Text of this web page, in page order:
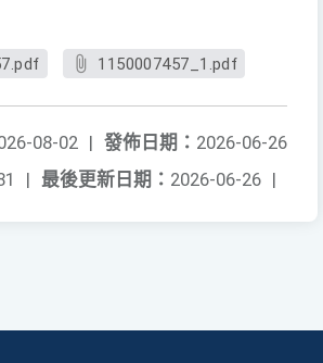
1150007457_1.pdf
發佈日期： 2026-06-26
08-02 |
最後更新日期： 2026-06-26 |
|